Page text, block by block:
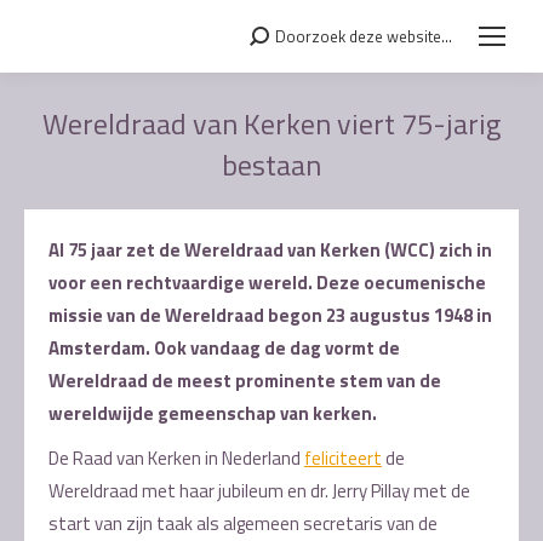
Search:Doorzoek deze website...
Wereldraad van Kerken viert 75-jarig
bestaan
Al 75 jaar zet de Wereldraad van Kerken (WCC) zich in
voor een rechtvaardige wereld. Deze oecumenische
missie van de Wereldraad begon 23 augustus 1948 in
Amsterdam. Ook vandaag de dag vormt de
Wereldraad de meest prominente stem van de
wereldwijde gemeenschap van kerken.
De Raad van Kerken in Nederland feliciteertde
Wereldraad met haar jubileum en dr. Jerry Pillay met de
start van zijn taak als algemeen secretaris van de